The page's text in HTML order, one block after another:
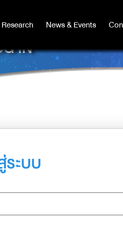
News & Events
News & Events
IN
ระบบ